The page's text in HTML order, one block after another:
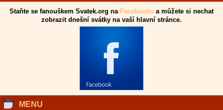
Staňte se fanouškem Svatek.org na Facebooku a můžete si nechat
zobrazit dnešní svátky na vaší hlavní stránce.
MENU